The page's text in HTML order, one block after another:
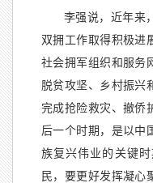
李强说，近年来
双拥工作取得积极进
社会拥军组织和服务
脱贫攻坚、乡村振兴
完成抢险救灾、撤侨
后一个时期，是以中
族复兴伟业的关键
民，要更好发挥凝心